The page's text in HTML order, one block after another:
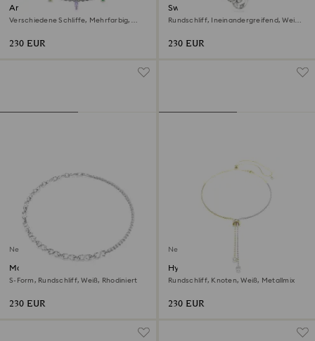
Ariana Grande x Swarovski
Halskette
Verschiedene Schliffe, Mehrfarbig,
230 EUR
Swarovski Classica Anhänger
Rundschliff, Ineinandergreifend, Weiß,
230 EUR
Neu
Matrix Halskette
S-Form, Rundschliff, Weiß, Rhodiniert
230 EUR
Neu
Hyperbola Y-Halskette
Rundschliff, Knoten, Weiß, Metallmix
230 EUR